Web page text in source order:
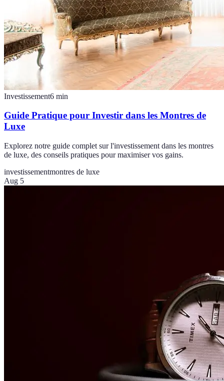
Investissement6 min
Guide Pratique pour Investir dans les Montres de
Luxe
Explorez notre guide complet sur l'investissement dans les montres
de luxe, des conseils pratiques pour maximiser vos gains.
investissementmontres de luxe
Aug 5